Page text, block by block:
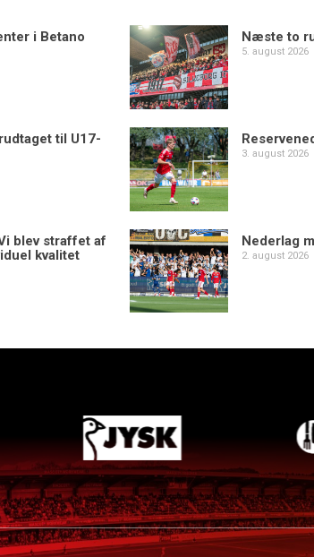
i Betano
Næste to
5. august 2026
til U17-
3. august 2026
blev straffet af
kvalitet
Nederlag
2. august 2026